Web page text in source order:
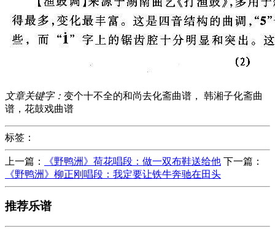
文章关键字： 变个十不全的和尚去化斋曲谱， 韩湘子化斋曲
谱，花鼓戏曲谱
标签：
上一篇： 《野鸭洲》荷花唱段：做一双布鞋送给他 下一篇：
《野鸭洲》柳正刚唱段：我定要让铁牛奔驰在田头
推荐乐谱